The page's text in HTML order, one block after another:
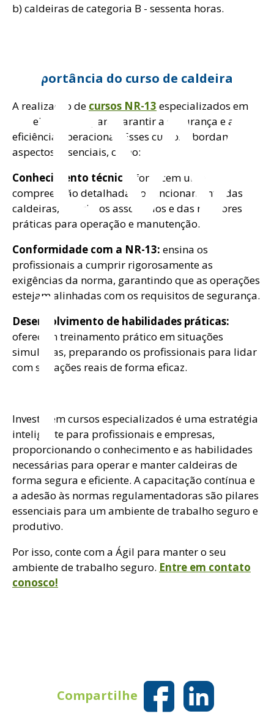
b) caldeiras de categoria B - sessenta horas.
A importância do curso de caldeira
A realização de cursos NR-13 especializados em
caldeiras é vital para garantir a segurança e a
eficiência operacional. Esses cursos abordam
aspectos essenciais, como:
Conhecimento técnico:
fornecem uma
compreensão detalhada do funcionamento das
caldeiras, dos riscos associados e das melhores
práticas para operação e manutenção.
Conformidade com a NR-13: ensina os
profissionais a cumprir rigorosamente as
exigências da norma, garantindo que as operações
estejam alinhadas com os requisitos de segurança.
Desenvolvimento de habilidades práticas:
oferecem treinamento prático em situações
simuladas, preparando os profissionais para lidar
com situações reais de forma eficaz.
Investir em cursos especializados é uma estratégia
inteligente para profissionais e empresas,
proporcionando o conhecimento e as habilidades
necessárias para operar e manter caldeiras de
forma segura e eficiente. A capacitação contínua e
a adesão às normas regulamentadoras são pilares
essenciais para um ambiente de trabalho seguro e
produtivo.
Por isso, conte com a Ágil para manter o seu
ambiente de trabalho seguro. Entre em contato
conosco!
Compartilhe